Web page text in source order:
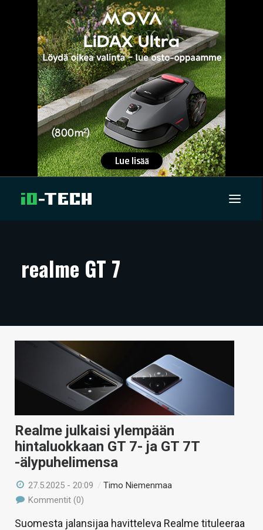
ARTIKKELIT
TECHBBS
HINTA.FI
VAIHDA TEEMA
HAKU
realme GT 7
Realme julkaisi ylempään
hintaluokkaan GT 7- ja GT 7T
-älypuhelimensa
27.5.2025 - 20:09 /Timo Niemenmaa
Kommentit (0)
Suomesta jalansijaa havitteleva Realme tituleeraa